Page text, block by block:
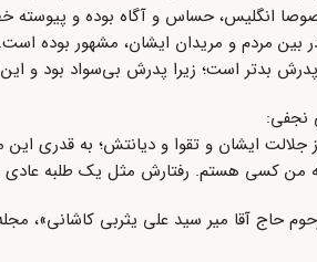
انگلیس، حساس و آگاه بوده و پیوسته
بین مردم و مریدان ایشان، مشهور بوده
بدتر است؛ زیرا پدرش بی‌سواد بود و
نجفی:
ایشان و تقوا و دیانتش؛ به قدری این
من کسی هستم. رفتارش مثل یک طلبه عادی
حاج آقا میر سید علی یثربی کاشانی»، مجله نور